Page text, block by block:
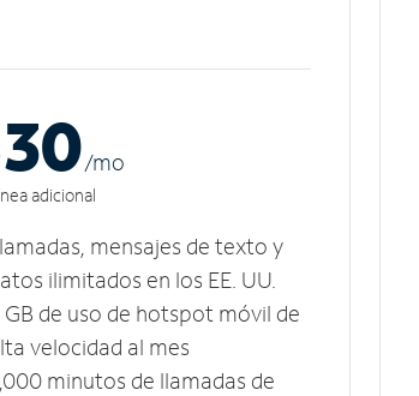
/mo
adicional
mensajes de texto y
ilimitados en los EE. UU.
GB​​​​​​​ de uso de hotspot móvil ​​​​​​​de
velocidad al mes
minutos de llamadas de